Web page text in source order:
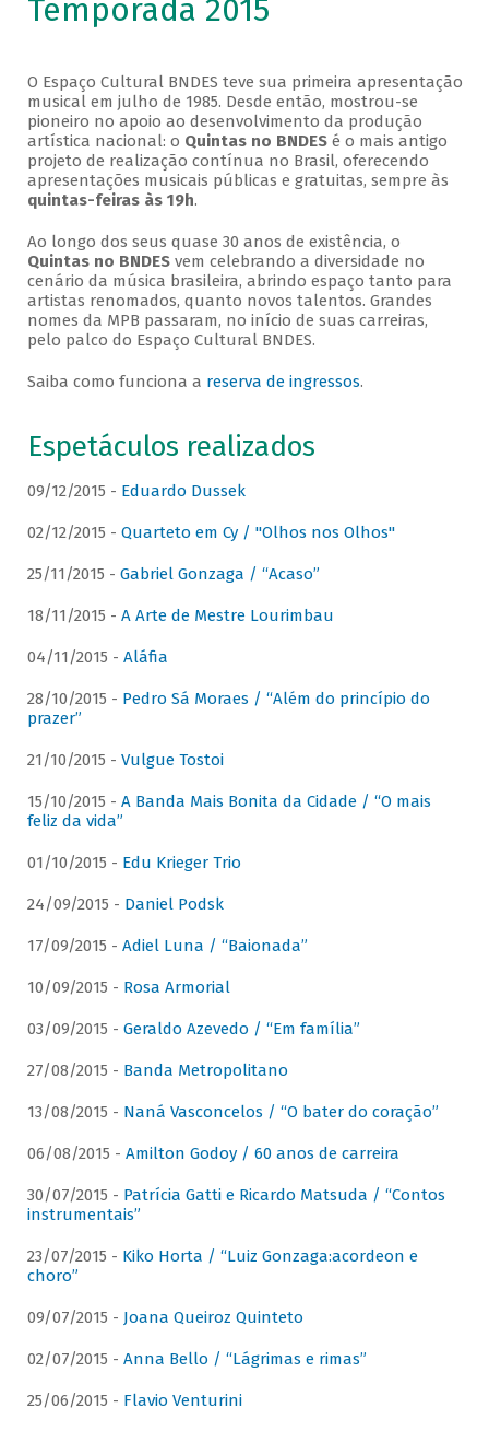
Temporada 2015
O Espaço Cultural BNDES teve sua primeira apresentação
musical em julho de 1985. Desde então, mostrou-se
pioneiro no apoio ao desenvolvimento da produção
artística nacional: o Quintas no BNDESé o mais antigo
projeto de realização contínua no Brasil, oferecendo
apresentações musicais públicas e gratuitas, sempre às
quintas-feiras às 19h.
Ao longo dos seus quase 30 anos de existência, o
Quintas no BNDESvem celebrando a diversidade no
cenário da música brasileira, abrindo espaço tanto para
artistas renomados, quanto novos talentos. Grandes
nomes da MPB passaram, no início de suas carreiras,
pelo palco do Espaço Cultural BNDES.
Saiba como funciona a reserva de ingressos.
Espetáculos realizados
09/12/2015 - Eduardo Dussek
02/12/2015 - Quarteto em Cy / "Olhos nos Olhos"
25/11/2015 - Gabriel Gonzaga / “Acaso”
18/11/2015 - A Arte de Mestre Lourimbau
04/11/2015 - Aláfia
28/10/2015 - Pedro Sá Moraes / “Além do princípio do
prazer”
21/10/2015 - Vulgue Tostoi
15/10/2015 - A Banda Mais Bonita da Cidade / “O mais
feliz da vida”
01/10/2015 - Edu Krieger Trio
24/09/2015 - Daniel Podsk
17/09/2015 - Adiel Luna / “Baionada”
10/09/2015 - Rosa Armorial
03/09/2015 - Geraldo Azevedo / “Em família”
27/08/2015 - Banda Metropolitano
13/08/2015 - Naná Vasconcelos / “O bater do coração”
06/08/2015 - Amilton Godoy / 60 anos de carreira
30/07/2015 - Patrícia Gatti e Ricardo Matsuda / “Contos
instrumentais”
23/07/2015 - Kiko Horta / “Luiz Gonzaga:acordeon e
choro”
09/07/2015 - Joana Queiroz Quinteto
02/07/2015 - Anna Bello / “Lágrimas e rimas”
25/06/2015 - Flavio Venturini